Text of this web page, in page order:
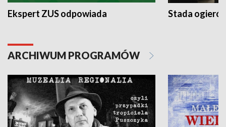
Ekspert ZUS odpowiada Stada
ARCHIWUM PROGRAMÓW